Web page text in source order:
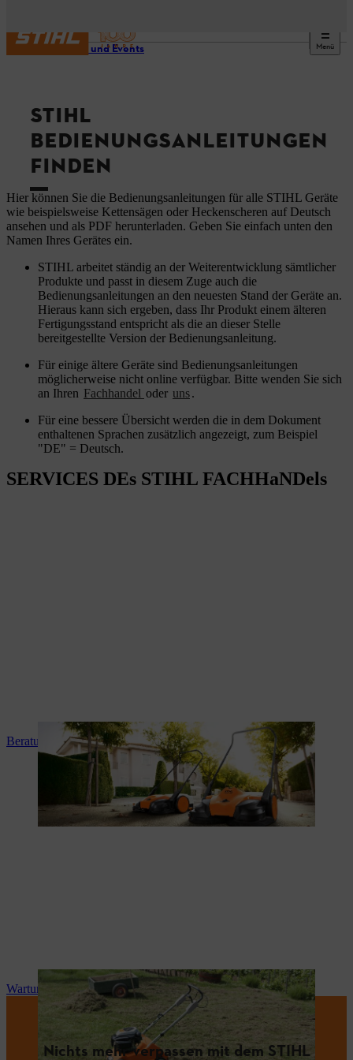
Menü
Service und Events
STIHL
BEDIENUNGSANLEITUNGEN
FINDEN
Hier können Sie die Bedienungsanleitungen für alle STIHL Geräte
wie beispielsweise Kettensägen oder Heckenscheren auf Deutsch
ansehen und als PDF herunterladen. Geben Sie einfach unten den
Namen Ihres Gerätes ein.
STIHL arbeitet ständig an der Weiterentwicklung sämtlicher
Produkte und passt in diesem Zuge auch die
Bedienungsanleitungen an den neuesten Stand der Geräte an.
Hieraus kann sich ergeben, dass Ihr Produkt einem älteren
Fertigungsstand entspricht als die an dieser Stelle
bereitgestellte Version der Bedienungsanleitung.
Für einige ältere Geräte sind Bedienungsanleitungen
möglicherweise nicht online verfügbar. Bitte wenden Sie sich
an Ihren Fachhandel oder uns.
Für eine bessere Übersicht werden die in dem Dokument
enthaltenen Sprachen zusätzlich angezeigt, zum Beispiel
"DE" = Deutsch.
SERVICES DEs STIHL FACHHaNDels
Beratung und Produkteinweisung
Wartung und Reparatur
Nichts mehr verpassen mit dem STIHL